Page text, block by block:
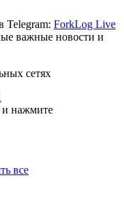
Telegram: ForkLog Live
важные новости и
сетях
и нажмите
все